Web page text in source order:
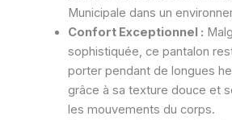
Municipale dans un
Confort Exceptionnel :
sophistiquée, ce pantalon
porter pendant de longues
grâce à sa texture douce et
les mouvements du corps.